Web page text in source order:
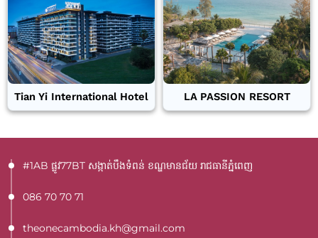
Tian Yi International Hotel LA PASSION RESORT
#1AB ផ្លូវ77BT​ សង្កាត់បឹងទំពន់ ខណ្ឌមានជ័យ រាជធានីភ្នំពេញ
086 70 70 71
theonecambodia.kh@gmail.com